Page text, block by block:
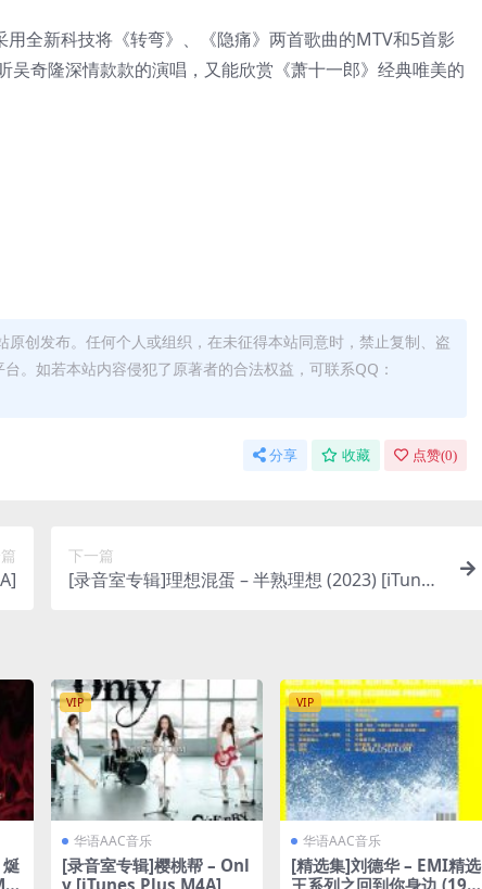
全新科技将《转弯》、《隐痛》两首歌曲的MTV和5首影
吴奇隆深情款款的演唱，又能欣赏《萧十一郎》经典唯美的
创发布。任何个人或组织，在未征得本站同意时，禁止复制、盗
。如若本站内容侵犯了原著者的合法权益，可联系QQ：
分享 收藏 点赞(0)
下一篇
[录音室专辑]理想混蛋 – 半熟理想 (2023) [iTunes
VIP
华语AAC音乐
[录音室专辑]樱桃帮 – Onl
VIP
华语AAC音乐
[精选集]刘德华 – EMI精选